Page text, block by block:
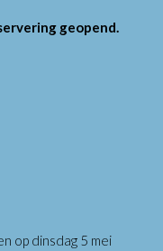
geopend.
op dinsdag 5 mei